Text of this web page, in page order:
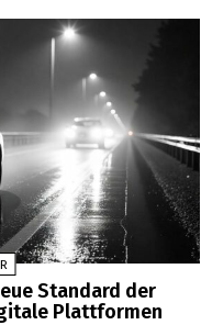
Standard der
Plattformen